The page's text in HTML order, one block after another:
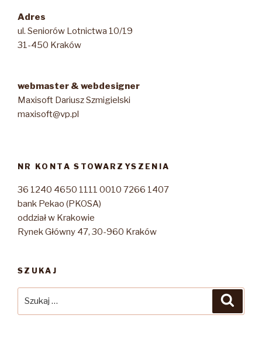
Adres
ul. Seniorów Lotnictwa 10/19
31-450 Kraków
webmaster & webdesigner
Maxisoft Dariusz Szmigielski
maxisoft@vp.pl
NR KONTA STOWARZYSZENIA
36 1240 4650 1111 0010 7266 1407
bank Pekao (PKOSA)
oddział w Krakowie
Rynek Główny 47, 30-960 Kraków
SZUKAJ